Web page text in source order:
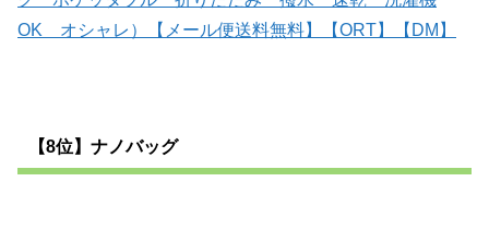
OK オシャレ）【メール便送料無料】【ORT】【DM】
【8位】ナノバッグ